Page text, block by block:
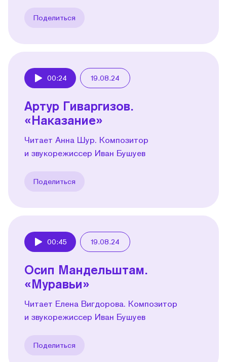
Поделиться
00:24 19.08.24
Артур Гиваргизов.
«Наказание»
Читает Анна Шур. Композитор
и звукорежиссер Иван Бушуев
Поделиться
00:45 19.08.24
Осип Мандельштам.
«Муравьи»
Читает Елена Вигдорова. Композитор
и звукорежиссер Иван Бушуев
Поделиться